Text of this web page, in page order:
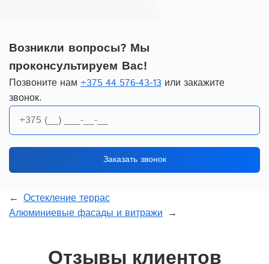
Возникли вопросы? Мы
проконсультируем Вас!
Позвоните нам +375 44 576-43-13 или закажите
звонок.
+375 (__) ___-__-__
Заказать звонок
Остекление террас
Алюминиевые фасады и витражи
Отзывы клиентов